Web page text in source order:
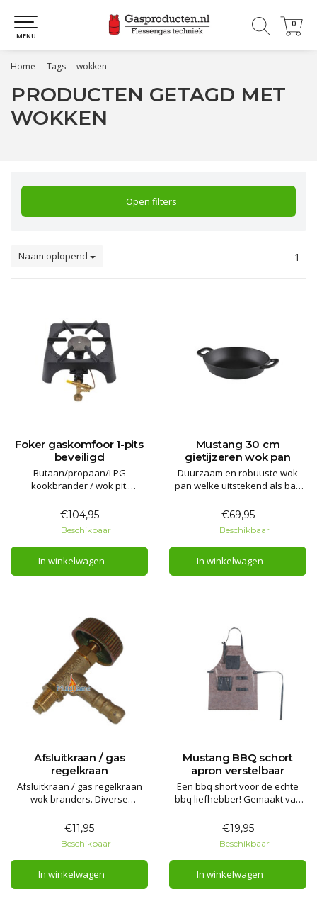
0
0
MENU
Home Tags wokken
PRODUCTEN GETAGD MET
WOKKEN
Open filters
Naam oplopend 1
Foker gaskomfoor 1-pits
beveiligd
Butaan/propaan/LPG
kookbrander / wok pit.
beveiliging voor buiten gebruik!
Geheel gietijzer, snel en
gemakkelijk te reinigen.
€104,95
Beschikbaar
In winkelwagen
Mustang 30 cm
gietijzeren wok pan
Duurzaam en robuuste wok
pan welke uitstekend als bak
€69,95
Beschikbaar
In winkelwagen
Afsluitkraan / gas
regelkraan
Afsluitkraan / gas regelkraan
wok branders. Diverse
of aardgas branders.
€11,95
Beschikbaar
In winkelwagen
Mustang BBQ schort
apron verstelbaar
Een bbq short voor de echte
bbq liefhebber! Gemaakt van
makkelijk verstelbaar bij de nek
en middel.
€19,95
Beschikbaar
In winkelwagen